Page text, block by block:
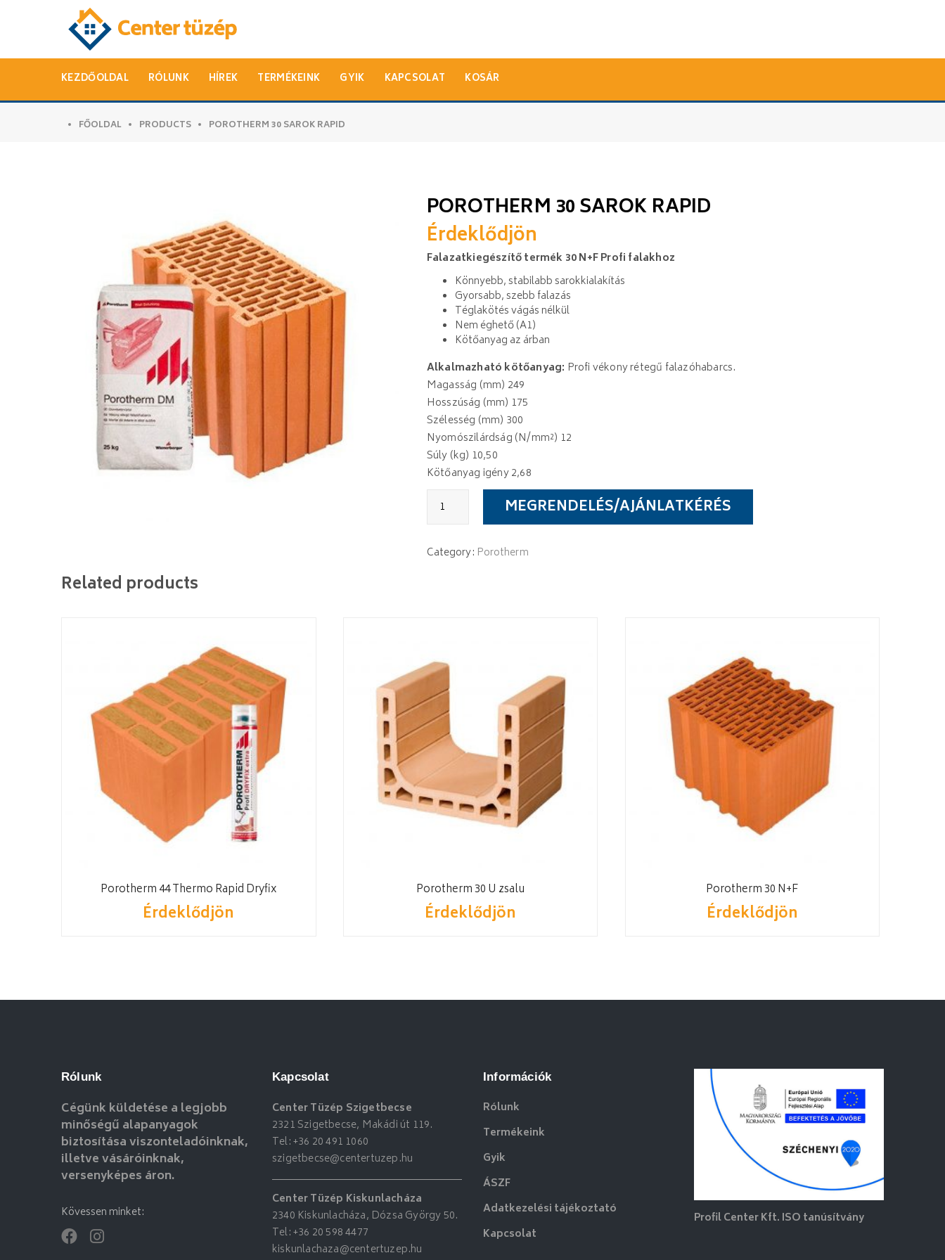
KEZDŐOLDAL RÓLUNK HÍREK TERMÉKEINK GYIK KAPCSOLAT KOSÁR
FŐOLDAL PRODUCTS POROTHERM 30 SAROK RAPID
POROTHERM 30 SAROK RAPID
Érdeklődjön
Falazatkiegészítő termék 30 N+F Profi falakhoz
Könnyebb, stabilabb sarokkialakítás
Gyorsabb, szebb falazás
Téglakötés vágás nélkül
Nem éghető (A1)
Kötőanyag az árban
Alkalmazható kötőanyag: Profi vékony rétegű falazóhabarcs.
Magasság (mm) 249
Hosszúság (mm) 175
Szélesség (mm) 300
Nyomószilárdság (N/mm²) 12
Súly (kg) 10,50
Kötőanyag igény 2,68
Porotherm
Sarok
quantity
MEGRENDELÉS/AJÁNLATKÉRÉS
Category: Porotherm
Related products
Porotherm 44 Thermo Rapid Dryfix
Érdeklődjön
Porotherm 30 U zsalu
Érdeklődjön
Porotherm 30 N+F
Érdeklődjön
Rólunk
Cégünk küldetése a legjobb
minőségű alapanyagok
biztosítása viszonteladóinknak,
illetve vásáróinknak,
versenyképes áron.
Kövessen minket:
Kapcsolat
Center Tüzép Szigetbecse
2321 Szigetbecse, Makádi út 119.
Tel:+36 20 491 1060
szigetbecse@centertuzep.hu
Center Tüzép Kiskunlacháza
2340 Kiskunlacháza, Dózsa György 50.
Tel:+36 20 598 4477
kiskunlachaza@centertuzep.hu
Információk
Rólunk
Termékeink
Gyik
ÁSZF
Adatkezelési tájékoztató
Kapcsolat
Profil Center Kft. ISO tanúsítvány